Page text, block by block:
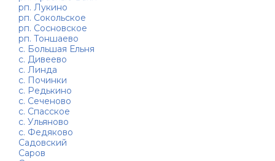
рп. Лукино
рп. Сокольское
рп. Сосновское
рп. Тоншаево
с. Большая Ельня
с. Дивеево
с. Линда
с. Починки
с. Редькино
с. Сеченово
с. Спасское
с. Ульяново
с. Федяково
Садовский
Саров